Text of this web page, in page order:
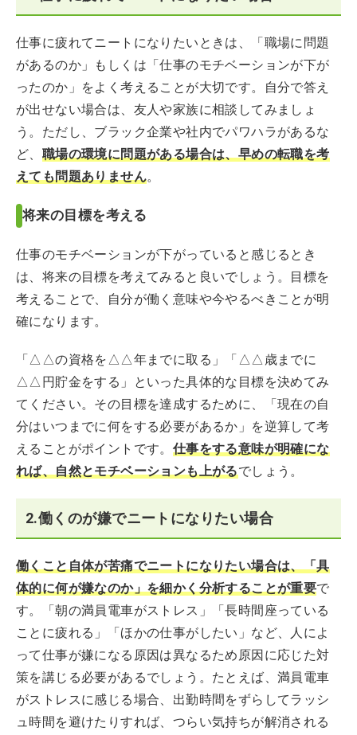
仕事に疲れてニートになりたいときは、「職場に問題
があるのか」もしくは「仕事のモチベーションが下が
ったのか」をよく考えることが大切です。自分で答え
が出せない場合は、友人や家族に相談してみましょ
う。ただし、ブラック企業や社内でパワハラがあるな
ど、 職場の環境に問題がある場合は、早めの転職を考
えても問題ありません。
将来の目標を考える
仕事のモチベーションが下がっていると感じるとき
は、将来の目標を考えてみると良いでしょう。目標を
考えることで、自分が働く意味や今やるべきことが明
確になります。
「△△の資格を△△年までに取る」「△△歳までに
△△円貯金をする」といった具体的な目標を決めてみ
てください。その目標を達成するために、「現在の自
分はいつまでに何をする必要があるか」を逆算して考
えることがポイントです。 仕事をする意味が明確にな
れば、自然とモチベーションも上がるでしょう。
2.働くのが嫌でニートになりたい場合
働くこと自体が苦痛でニートになりたい場合は、「具
体的に何が嫌なのか」を細かく分析することが重要で
す。「朝の満員電車がストレス」「長時間座っている
ことに疲れる」「ほかの仕事がしたい」など、人によ
って仕事が嫌になる原因は異なるため原因に応じた対
策を講じる必要があるでしょう。たとえば、満員電車
がストレスに感じる場合、出勤時間をずらしてラッシ
ュ時間を避けたりすれば、つらい気持ちが解消される